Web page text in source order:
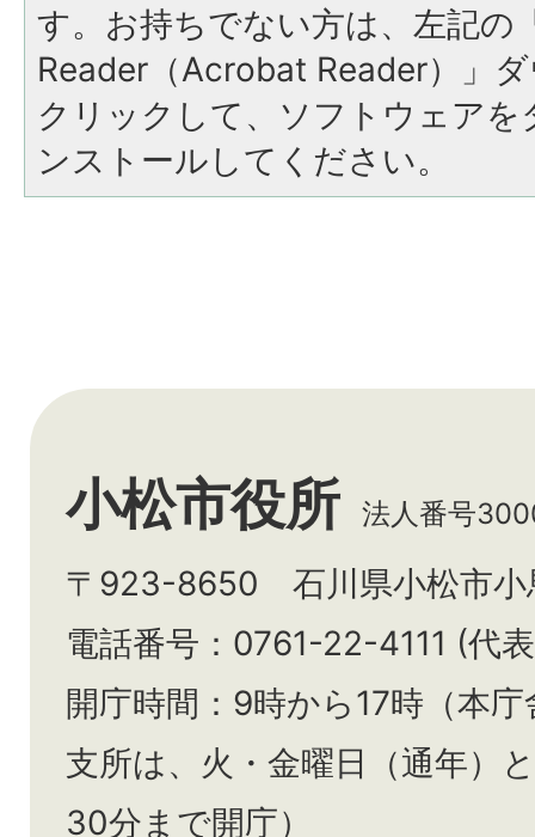
す。お持ちでない方は、左記の
Reader（Acrobat Reader）」
クリックして、ソフトウェア
ンストールしてください。
小松市役所 法人番号
〒923-8650 石川県小松市小
電話番号：0761-22-4111 (代
開庁時間：9時から17時（本
支所は、火・金曜日（通年）と
30分まで開庁）